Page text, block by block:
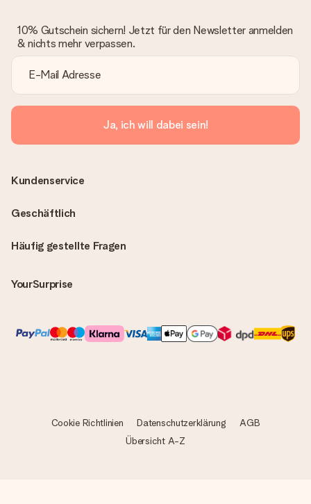
10% Gutschein sichern! Jetzt für den Newsletter anmelden
& nichts mehr verpassen.
Ja, ich will dabei sein!
Häufig gestellte Fragen
YourSurprise
Kundenservice
Geschäftlich
Cookie Richtlinien Datenschutzerklärung
AGB
Übersicht A-Z